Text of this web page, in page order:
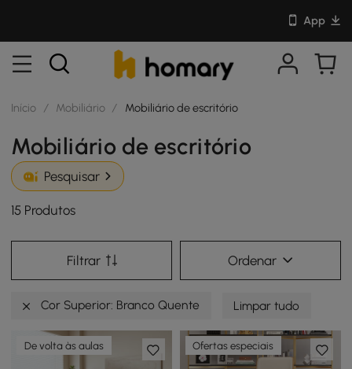
App
Início / Mobiliário / Mobiliário de escritório
Mobiliário de escritório
Pesquisar
15 Produtos
Filtrar Ordenar
Cor Superior: Branco Quente Limpar tudo
De volta às aulas Ofertas especiais